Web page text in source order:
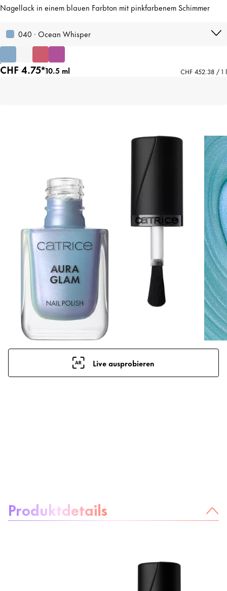
Nagellack in einem blauen Farbton mit pinkfarbenem Schimmer
040 · Ocean Whisper
CHF 4.75*10.5 ml CHF 452.38 / 1 l
Live ausprobieren
Produktdetails